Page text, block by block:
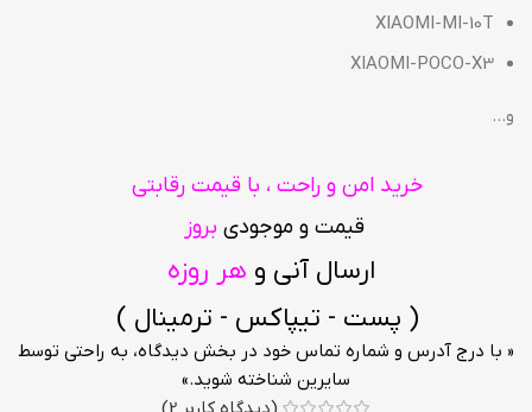
XIAOMI-MI-10T
XIAOMI-POCO-X3
و…
خرید امن و راحت ، با قیمت رقابتی
قیمت و موجودی بروز
ارسال آنی و هر روزه
( پست - تیپاکس - ترمینال )
« با درج آدرس و شماره تماس خود در بخش دیدگاه، به راحتی توسط
سایرین شناخته شوید.»